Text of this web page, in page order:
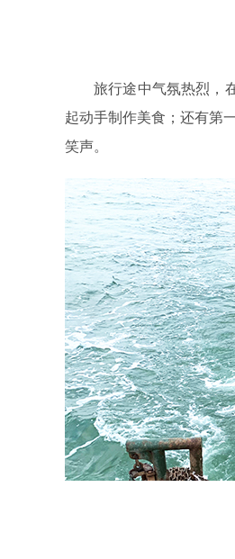
旅行途中气氛热烈，
起动手制作美食；还有第
笑声。